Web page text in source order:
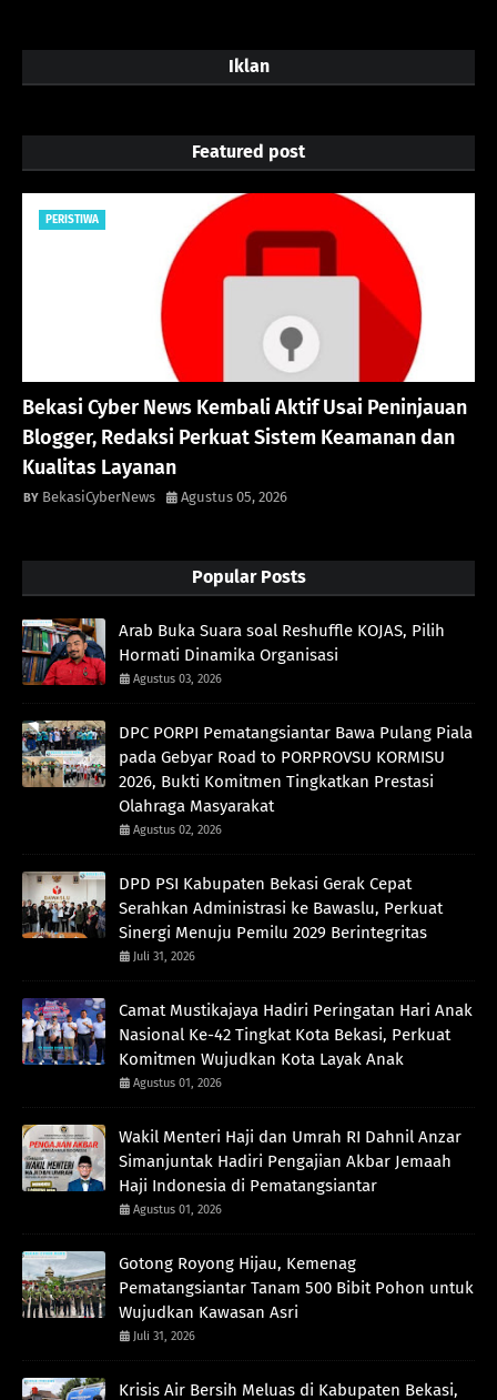
Iklan
Featured post
PERISTIWA
Bekasi Cyber News Kembali Aktif Usai Peninjauan
Blogger, Redaksi Perkuat Sistem Keamanan dan
Kualitas Layanan
BekasiCyberNews Agustus 05, 2026
Popular Posts
Arab Buka Suara soal Reshuffle KOJAS, Pilih
Hormati Dinamika Organisasi
Agustus 03, 2026
DPC PORPI Pematangsiantar Bawa Pulang Piala
pada Gebyar Road to PORPROVSU KORMISU
2026, Bukti Komitmen Tingkatkan Prestasi
Olahraga Masyarakat
Agustus 02, 2026
DPD PSI Kabupaten Bekasi Gerak Cepat
Serahkan Administrasi ke Bawaslu, Perkuat
Sinergi Menuju Pemilu 2029 Berintegritas
Juli 31, 2026
Camat Mustikajaya Hadiri Peringatan Hari Anak
Nasional Ke-42 Tingkat Kota Bekasi, Perkuat
Komitmen Wujudkan Kota Layak Anak
Agustus 01, 2026
Wakil Menteri Haji dan Umrah RI Dahnil Anzar
Simanjuntak Hadiri Pengajian Akbar Jemaah
Haji Indonesia di Pematangsiantar
Agustus 01, 2026
Gotong Royong Hijau, Kemenag
Pematangsiantar Tanam 500 Bibit Pohon untuk
Wujudkan Kawasan Asri
Juli 31, 2026
Krisis Air Bersih Meluas di Kabupaten Bekasi,